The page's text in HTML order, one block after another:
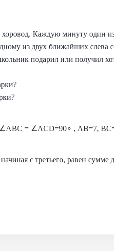
Каждую минуту один
из двух ближайших слева
подарил или получил
∠ABC = ∠ACD=90∘ , AB=7,
с третьего, равен